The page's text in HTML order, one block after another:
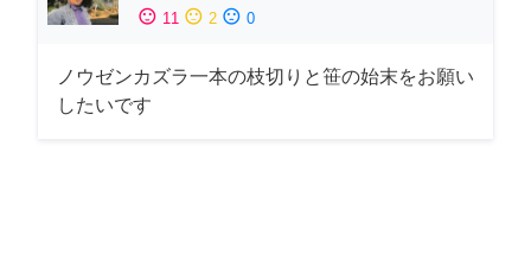
sentiment_satisfied 11 sentiment_neutral 2 sentiment_dissatisfied 0
ノウゼンカズラ一本の枝切りと笹の始末をお願い
したいです